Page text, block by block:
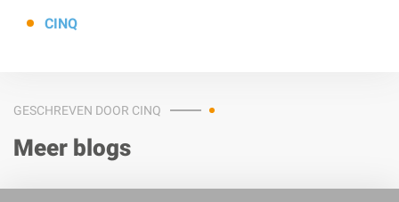
CINQ
GESCHREVEN DOOR CINQ
Meer blogs